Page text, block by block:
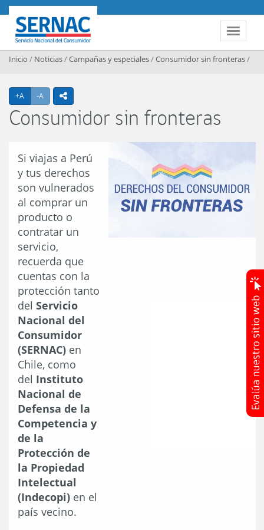
Contenido principal
Toggle
SERNAC
Inicio / Noticias/Campañas y especiales/Consumidor sin fronteras/
+A Agrandar texto
-A Achicar textoicono compartir
Consumidor sin fronteras
Si viajas a Perú
y tus derechos
son vulnerados
al comprar un
producto o
contratar un
servicio,
recuerda que
cuentas con la
protección tanto
del Servicio
Nacional del
Consumidor
(SERNAC) en
Chile, como
del Instituto
Nacional de
Defensa de la
Competencia y
de la
Protección de
la Propiedad
Intelectual
(Indecopi) en el
país vecino.